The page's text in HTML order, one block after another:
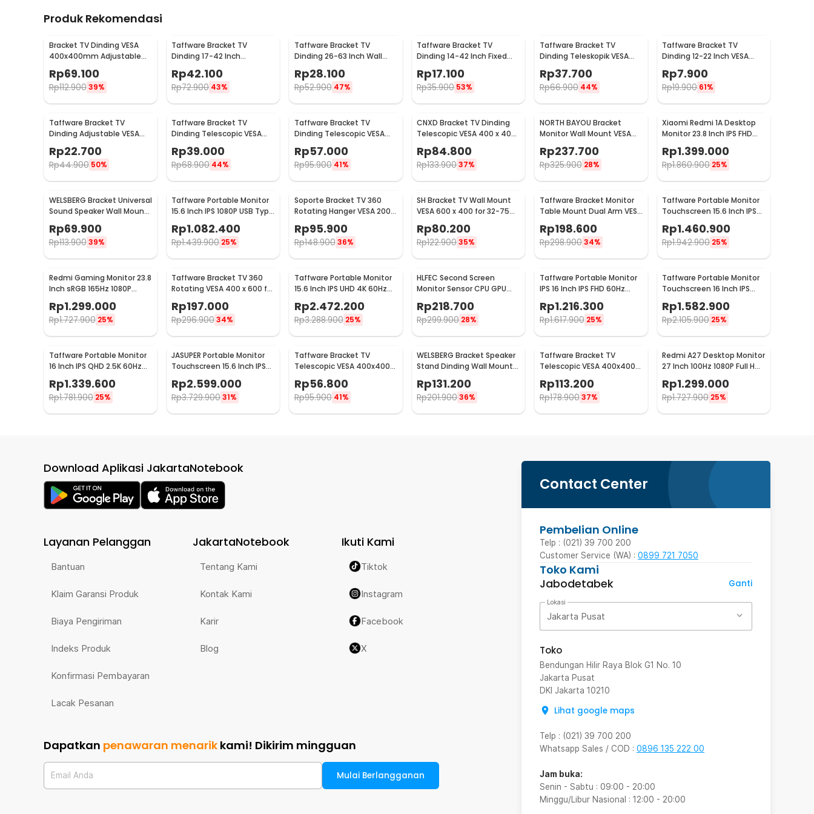
Produk Rekomendasi
Bracket TV Dinding VESA
400x400mm Adjustable
untuk TV LED 26-63 Inch -
KT02
Rp69.100
Rp112.900 39%
Taffware Bracket TV
Dinding 17-42 Inch
15 - X-200
Rp42.100
Rp72.900 43%
Taffware Bracket TV
Dinding 26-63 Inch Wall
Mount VESA 400x400 - B41
Rp28.100
Rp52.900 47%
Taffware Bracket TV
Dinding 14-42 Inch Fixed
HD601
Rp17.100
Rp35.900 53%
Taffware Bracket TV
Dinding Teleskopik VESA
75x75 100x100 10-32 Inch -
HY-210
Rp37.700
Rp66.900 44%
Taffware Bracket TV
Dinding 12-22 Inch VESA
Rp7.900
Rp19.900 61%
Taffware Bracket TV
Dinding Adjustable VESA
W24
Rp22.700
Rp44.900 50%
Taffware Bracket TV
Dinding Telescopic VESA
100x100 for 10-26 Inch TV -
X-100
Rp39.000
Rp68.900 44%
Taffware Bracket TV
Dinding Telescopic VESA
X-400
Rp57.000
Rp95.900 41%
CNXD Bracket TV Dinding
Telescopic VESA 400 x 400
for 26-55 Inch TV - CN814
Rp84.800
Rp133.90037%
NORTH BAYOU Bracket
Monitor Wall Mount VESA
100 x 100 17-27 Inch TV -
F120
Rp237.700
Rp325.900 28%
Xiaomi Redmi 1A Desktop
Monitor 23.8 Inch IPS FHD
60Hz Ultra-thin HDMI -
RMMNT238NF
Rp1.399.000
Rp1.860.900 25%
WELSBERG Bracket Universal
Sound Speaker Wall Mount 1
Pair - SW-03B
Rp69.900
Rp113.900 39%
Taffware Portable Monitor
15.6 Inch IPS 1080P USB Type
C Mini HDMI - LG156
Rp1.082.400
Rp1.439.900 25%
Soporte Bracket TV 360
Rotating Hanger VESA 200 x
Rp95.900
Rp148.900 36%
SH Bracket TV Wall Mount
VESA 600 x 400 for 32-75
Inch TV - SH-65T
Rp80.200
Rp122.90035%
Taffware Bracket Monitor
Table Mount Dual Arm VESA
100x100 13-27 Inch - KMT-2
Rp198.600
Rp298.900 34%
Taffware Portable Monitor
Touchscreen 15.6 Inch IPS
1080P 60Hz Type C -
1560MTS
Rp1.460.900
Rp1.942.900 25%
Redmi Gaming Monitor 23.8
Inch sRGB 165Hz 1080P
Rp1.299.000
Rp1.727.900 25%
Taffware Bracket TV 360
Rotating VESA 400 x 600 for
Rp197.000
Rp296.90034%
Taffware Portable Monitor
15.6 Inch IPS UHD 4K 60Hz
Rp2.472.200
Rp3.288.900 25%
HLFEC Second Screen
Monitor Sensor CPU GPU
HDD Panel IPS 3.5 Inch - HL-
3
Rp218.700
Rp299.900 28%
Taffware Portable Monitor
IPS 16 Inch IPS FHD 60Hz
Without Touchscreen -
1600XTS
Rp1.216.300
Rp1.617.900 25%
Taffware Portable Monitor
Touchscreen 16 Inch IPS
FHD 60Hz Type C - 1600XTS
Rp1.582.900
Rp2.105.900 25%
Taffware Portable Monitor
16 Inch IPS QHD 2.5K 60Hz
Type C Mini HDMI - 1600XTS
Rp1.339.600
Rp1.781.900 25%
JASUPER Portable Monitor
Touchscreen 15.6 Inch IPS
Rp2.599.000
Rp3.729.90031%
Taffware Bracket TV
Telescopic VESA 400x400
for 14-55 Inch TV - HDL-
117B-2
Rp56.800
Rp95.900 41%
WELSBERG Bracket Speaker
Stand Dinding Wall Mount
Telescopic 2 PCS - SPS-501
Rp131.200
Rp201.90036%
Taffware Bracket TV
Telescopic VESA 400x400
for 32-65 Inch TV - P4
Rp113.200
Rp178.900 37%
Redmi A27 Desktop Monitor
27 Inch 100Hz 1080P Full HD
Rp1.299.000
Rp1.727.900 25%
Contact Center
Pembelian Online
Telp : (021) 39 700 200
Customer Service (WA) : 0899 721 7050
Toko Kami
Jabodetabek
Ganti
Lokasi
Jakarta Pusat
Toko
Bendungan Hilir Raya Blok G1 No. 10
Jakarta Pusat
DKI Jakarta 10210
Lihat google maps
Telp : (021) 39 700 200
Whatsapp Sales / COD : 0896 135 222 00
Jam buka:
Senin - Sabtu : 09:00 - 20:00
Minggu/Libur Nasional : 12:00 - 20:00
Download Aplikasi JakartaNotebook
Layanan Pelanggan
Bantuan
Klaim Garansi Produk
Biaya Pengiriman
Indeks Produk
Konfirmasi Pembayaran
Lacak Pesanan
JakartaNotebook
Tentang Kami
Kontak Kami
Karir
Blog
Ikuti Kami
Tiktok
Instagram
Facebook
X
Dapatkan penawaran menarik kami! Dikirim mingguan
Email Anda Mulai Berlangganan